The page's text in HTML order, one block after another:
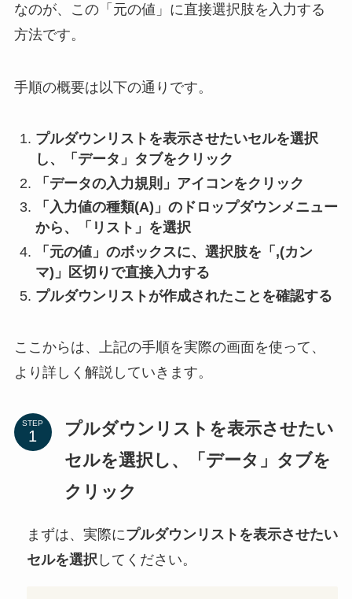
なのが、この「元の値」に直接選択肢を入力する
方法です。
手順の概要は以下の通りです。
プルダウンリストを表示させたいセルを選択
し、「データ」タブをクリック
「データの入力規則」アイコンをクリック
「入力値の種類(A)」のドロップダウンメニュー
から、「リスト」を選択
「元の値」のボックスに、選択肢を「,(カン
マ)」区切りで直接入力する
プルダウンリストが作成されたことを確認する
ここからは、上記の手順を実際の画面を使って、
より詳しく解説していきます。
STEP
プルダウンリストを表示させたい
セルを選択し、「データ」タブを
クリック
まずは、実際にプルダウンリストを表示させたい
セルを選択 してください。